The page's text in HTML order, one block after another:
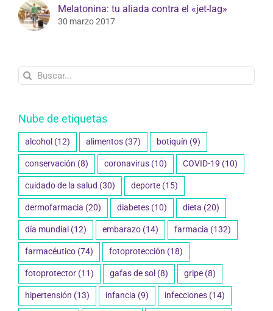
Melatonina: tu aliada contra el «jet-lag»
30 marzo 2017
Buscar:
Nube de etiquetas
alcohol (12) alimentos (37) botiquín (9)
conservación (8) coronavirus (10) COVID-19 (10)
cuidado de la salud (30) deporte (15)
dermofarmacia (20) diabetes (10) dieta (20)
día mundial (12) embarazo (14) farmacia (132)
farmacéutico (74) fotoprotección (18)
fotoprotector (11) gafas de sol (8) gripe (8)
hipertensión (13) infancia (9) infecciones (14)